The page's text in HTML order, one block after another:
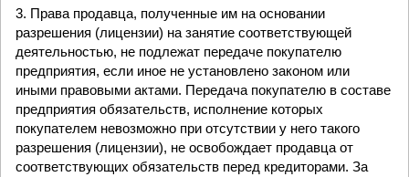
3. Права продавца, полученные им на основании
разрешения (лицензии) на занятие соответствующей
деятельностью, не подлежат передаче покупателю
предприятия, если иное не установлено законом или
иными правовыми актами. Передача покупателю в составе
предприятия обязательств, исполнение которых
покупателем невозможно при отсутствии у него такого
разрешения (лицензии), не освобождает продавца от
соответствующих обязательств перед кредиторами. За